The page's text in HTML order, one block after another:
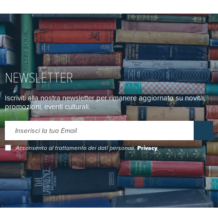
NEWSLETTER
Iscriviti alla nostra newsletter per rimanere aggiornato su novità,
promozioni, eventi culturali.
Acconsento al trattamento dei dati personali.Privacy